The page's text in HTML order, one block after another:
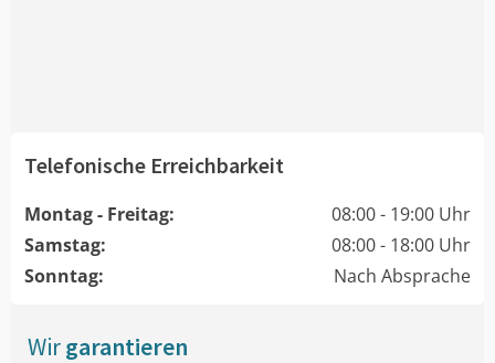
Telefonische Erreichbarkeit
Montag - Freitag:
08:00 - 19:00 Uhr
Samstag:
08:00 - 18:00 Uhr
Sonntag:
Nach Absprache
Wirgarantieren